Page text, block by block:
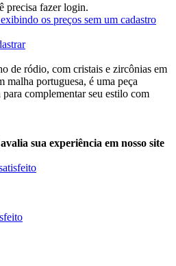
precisa fazer login.
os preços sem um cadastro
de ródio, com cristais e zircônias em
malha portuguesa, é uma peça
complementar seu estilo com
sua experiência em nosso site